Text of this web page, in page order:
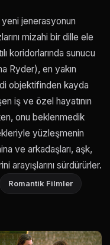
yeni jenerasyonun
mizahi bir dille ele
koridorlarında sunucu
Ryder), en yakın
objektifinden kayda
iş ve özel hayatının
onu beklenmedik
yüzleşmenin
ve arkadaşları, aşk,
arayışlarını sürdürürler.
Romantik Filmler